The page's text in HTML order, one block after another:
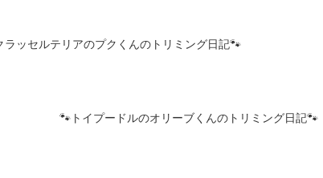
ラッセルテリアのプクくんのトリミング日記🐾
🐾トイプードルのオリーブくんのトリミング日記🐾